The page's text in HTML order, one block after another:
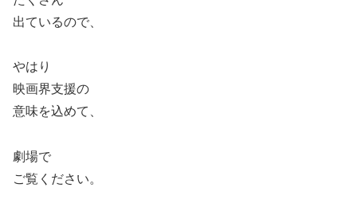
出ているので、
やはり
映画界支援の
意味を込めて、
劇場で
ご覧ください。